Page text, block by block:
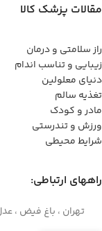
مقالات پزشک کالا
راز سلامتی و درمان
زیبایی و تناسب اندام
دنیای معلولین
تغذیه سالم
مادر و کودک
ورزش و تندرستی
شرایط محیطی
راههای ارتباطی:
تهران ، باغ فیض ،